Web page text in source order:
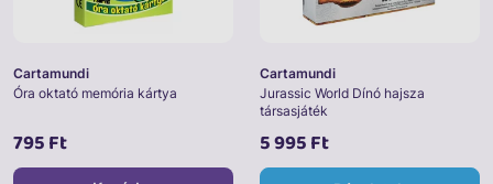
Cartamundi
Óra oktató memória kártya
795 Ft
Cartamundi
Jurassic World Dínó hajsza
társasjáték
5 995 Ft